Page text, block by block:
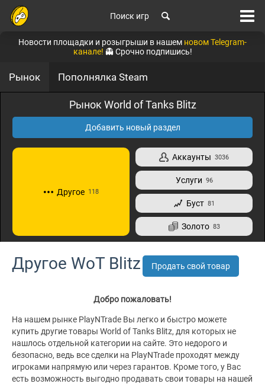
Поиск игр
Новости площадки и розыгрыши в нашем новом Telegram-
канале! 👻 Срочно подпишись!
Рынок Пополнялка Steam
Рынок World of Tanks Blitz
Добавить новый раздел
Другое 118
Аккаунты 3036
Услуги 96
Буст 81
Золото 83
Другое WoT Blitz Продать свой товар
Добро пожаловать!
На нашем рынке PlayNTrade Вы легко и быстро можете
купить другие товары World of Tanks Blitz, для которых не
нашлось отдельной категории на сайте. Это недорого и
безопасно, ведь все сделки на PlayNTrade проходят между
игроками напрямую или через гарантов. Кроме того, у Вас
есть возможность выгодно продавать свои товары на нашей